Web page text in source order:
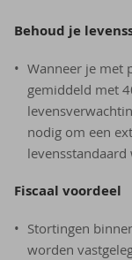
Behoud je
Wanneer je met
gemiddeld met
nodig om een
Fiscaal voordeel
Stortingen
worden